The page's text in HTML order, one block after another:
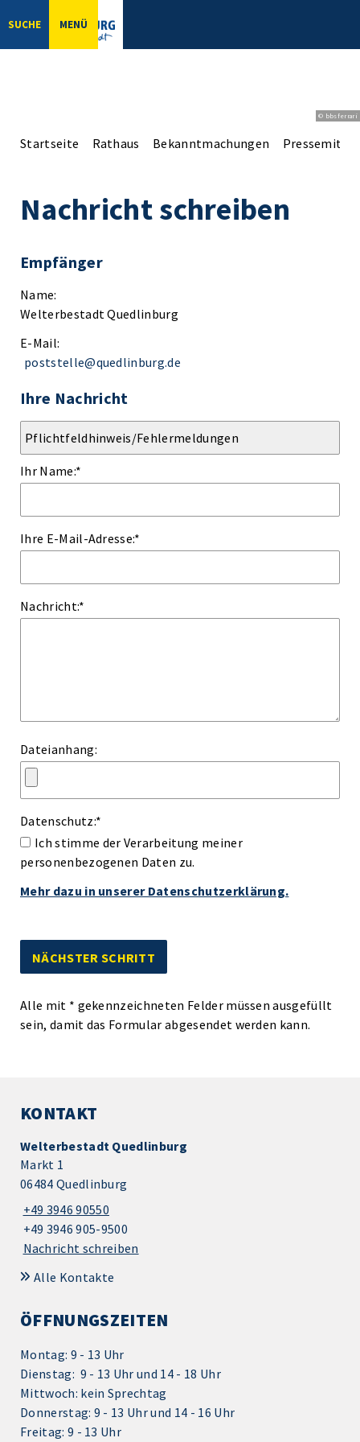
SUCHE MENÜ
© bbsferrari
Startseite Rathaus Bekanntmachungen
Nachricht schreiben
Empfänger
Name:
Welterbestadt Quedlinburg
E-Mail:
poststelle@quedlinburg.de
Ihre Nachricht
Ihr Name:*
Ihre E-Mail-Adresse:*
Nachricht:*
Dateianhang:
Datenschutz:*
Ich stimme der Verarbeitung meiner
personenbezogenen Daten zu.
Mehr dazu in unserer Datenschutzerklärung.
Alle mit * gekennzeichneten Felder müssen ausgefüllt
sein, damit das Formular abgesendet werden kann.
KONTAKT
Welterbestadt Quedlinburg
Markt 1
06484 Quedlinburg
+49 3946 90550
+49 3946 905-9500
Nachricht schreiben
Alle Kontakte
ÖFFNUNGSZEITEN
Montag: 9 - 13 Uhr
Dienstag: 9 - 13 Uhr und 14 - 18 Uhr
Mittwoch: kein Sprechtag
Donnerstag: 9 - 13 Uhr und 14 - 16 Uhr
Freitag: 9 - 13 Uhr